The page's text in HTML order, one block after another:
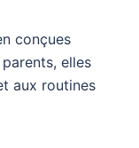
conçues
elles
aux routines